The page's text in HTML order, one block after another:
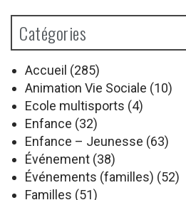
Catégories
Accueil (285)
Animation Vie Sociale (10)
Ecole multisports (4)
Enfance (32)
Enfance – Jeunesse (63)
Événement (38)
Événements (familles) (52)
Familles (51)